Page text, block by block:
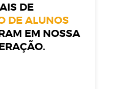
DE
DE ALUNOS
EM NOSSA